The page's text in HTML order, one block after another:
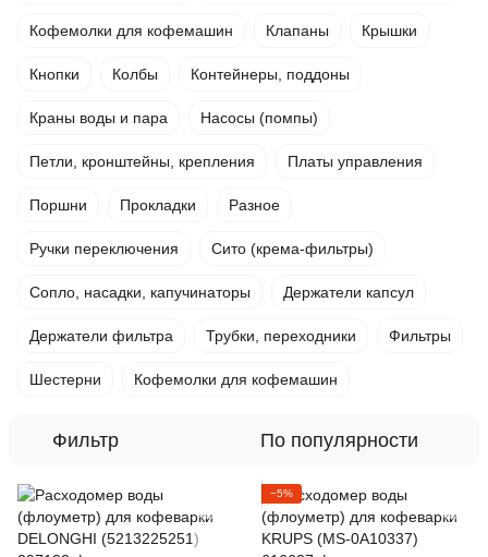
Кофемолки для кофемашин Клапаны Крышки
Кнопки Колбы Контейнеры, поддоны
Краны воды и пара Насосы (помпы)
Петли, кронштейны, крепления Платы управления
Поршни Прокладки Разное
Ручки переключения Сито (крема-фильтры)
Сопло, насадки, капучинаторы Держатели капсул
Держатели фильтра Трубки, переходники Фильтры
Шестерни Кофемолки для кофемашин
Фильтр По популярности
−5%